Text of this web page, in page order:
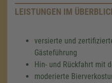
LEISTUNGEN IM
versierte und
Gästeführung
Hin- und Rückfahrt mit
moderierte